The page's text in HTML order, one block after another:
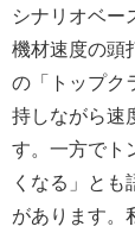
シナリオベー
機材速度の頭
の「トップク
持しながら速
す。一方でト
くなる」とも
があります。